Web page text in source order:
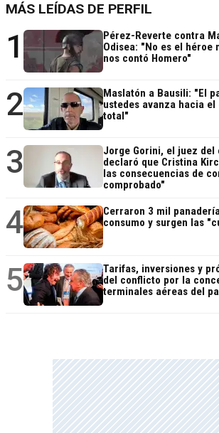
MÁS LEÍDAS DE PERFIL
1
Pérez-Reverte contra
Odisea: "No es el héroe
nos contó Homero"
2
Maslatón a Bausili: "El
ustedes avanza hacia
total"
3
Jorge Gorini, el juez del
declaró que Cristina
las consecuencias de
comprobado"
4
Cerraron 3 mil
consumo y surgen las
5
Tarifas, inversiones y
del conflicto por la
terminales aéreas del